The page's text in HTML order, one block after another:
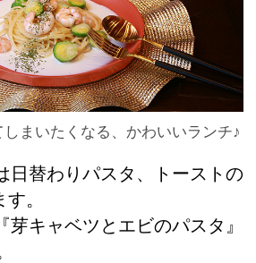
まいたくなる、かわいいランチ♪
日替わりパスタ、トーストの
。
芽キャベツとエビのパスタ』